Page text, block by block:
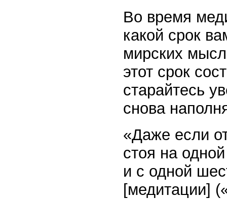
Во время
какой срок
мирских
этот срок
старайтесь
снова
«Даже если
стоя на
и с одной
[медитации]